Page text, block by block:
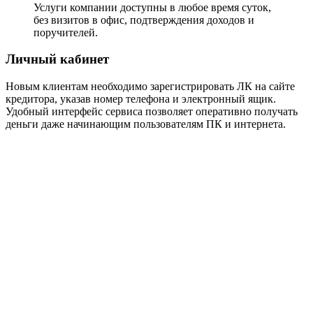
Услуги компании доступны в любое время суток,
без визитов в офис, подтверждения доходов и
поручителей.
Личный кабинет
Новым клиентам необходимо зарегистрировать ЛК на сайте
кредитора, указав номер телефона и электронный ящик.
Удобный интерфейс сервиса позволяет оперативно получать
деньги даже начинающим пользователям ПК и интернета.